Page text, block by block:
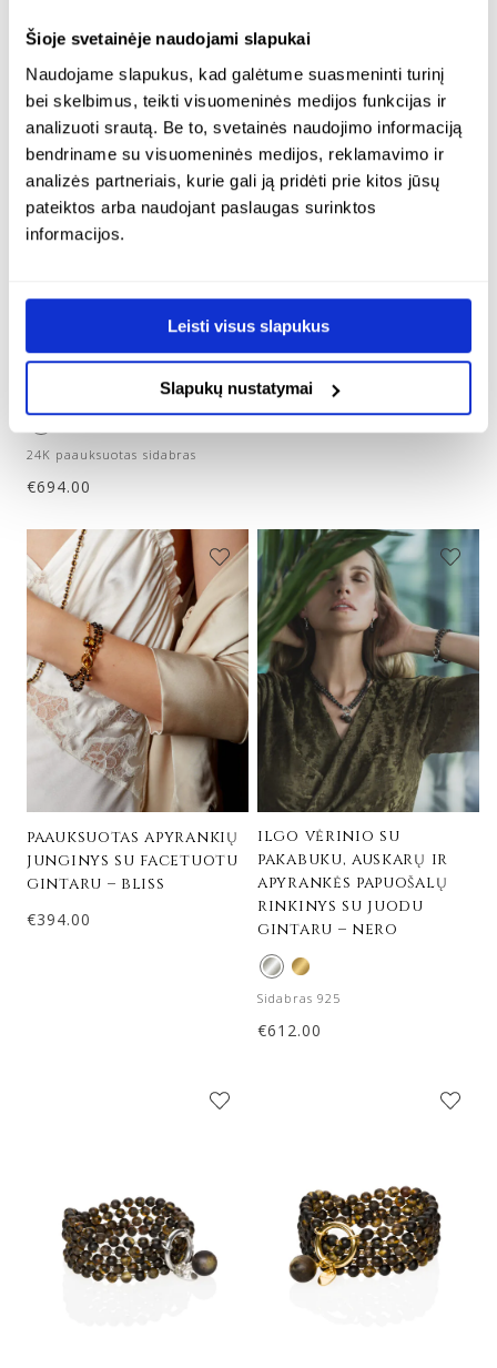
Šioje svetainėje naudojami slapukai
Naudojame slapukus, kad galėtume suasmeninti turinį
bei skelbimus, teikti visuomeninės medijos funkcijas ir
analizuoti srautą. Be to, svetainės naudojimo informaciją
bendriname su visuomeninės medijos, reklamavimo ir
analizės partneriais, kurie gali ją pridėti prie kitos jūsų
pateiktos arba naudojant paslaugas surinktos
informacijos.
Leisti visus slapukus
Slapukų nustatymai
auskarų su vyšniniu
gintaru papuošalų
rinkinys – black
24K paauksuotas sidabras
€694.00
formos pakabuku ir
auskarų su facetuotu
gintaru papuošalų
rinkinys – bliss
€726.00
paauksuotas apyrankių
junginys su facetuotu
gintaru – bliss
€394.00
ilgo vėrinio su
pakabuku, auskarų ir
apyrankės papuošalų
rinkinys su juodu
gintaru – nero
Sidabras 925
€612.00